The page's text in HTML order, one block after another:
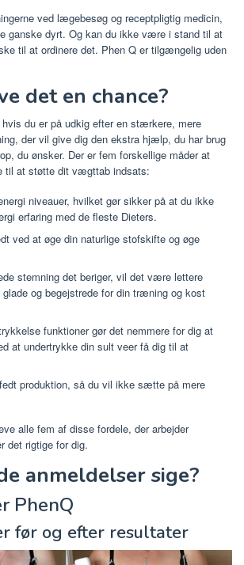
ved lægebesøg og receptpligtig medicin,
ganske dyrt. Og kan du ikke være i stand til at
til at ordinere det. Phen Q er tilgængelig uden
det en chance?
du er på udkig efter en stærkere, mere
der vil give dig den ekstra hjælp, du har brug
du ønsker. Der er fem forskellige måder at
til at støtte dit vægttab indsats:
niveauer, hvilket gør sikker på at du ikke
erfaring med de fleste Dieters.
ved at øge din naturlige stofskifte og øge
stemning det beriger, vil det være lettere
og begejstrede for din træning og kost
funktioner gør det nemmere for dig at
at undertrykke din sult veer få dig til at
produktion, så du vil ikke sætte på mere
alle fem af disse fordele, der arbejder
det rigtige for dig.
anmeldelser sige?
PhenQ
før og efter resultater